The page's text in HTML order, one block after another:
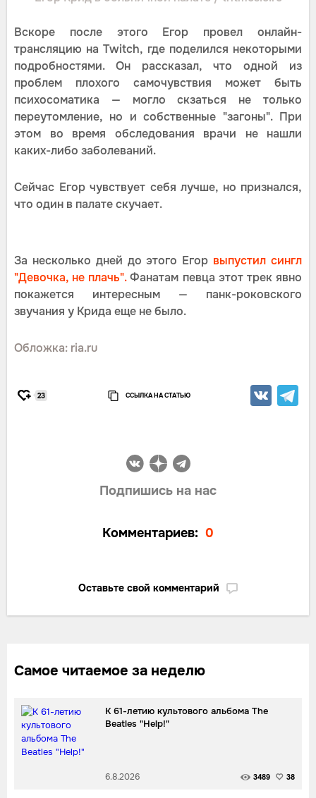
Вскоре после этого Егор провел онлайн-
трансляцию на Twitch, где поделился некоторыми
подробностями. Он рассказал, что одной из
проблем плохого самочувствия может быть
психосоматика — могло скзаться не только
переутомление, но и собственные "загоны". При
этом во время обследования врачи не нашли
каких-либо заболеваний.
Сейчас Егор чувствует себя лучше, но признался,
что один в палате скучает.
За несколько дней до этого Егор выпустил сингл
"Девочка, не плачь".Фанатам певца этот трек явно
покажется интересным — панк-роковского
звучания у Крида еще не было.
Обложка: ria.ru
23 ССЫЛКА НА СТАТЬЮ
Подпишись на нас
Комментариев: 0
Оставьте свой комментарий
Самое читаемое за неделю
К 61-летию культового альбома The
Beatles "Help!"
6.8.2026 3489 38